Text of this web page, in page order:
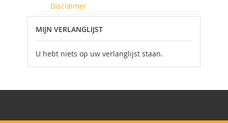
Disclaimer
MIJN VERLANGLIJST
U hebt niets op uw verlanglijst staan.